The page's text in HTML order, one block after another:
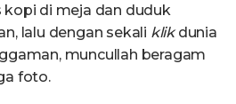
di meja dan duduk
lalu dengan sekali klikdunia
muncullah beragam
foto.